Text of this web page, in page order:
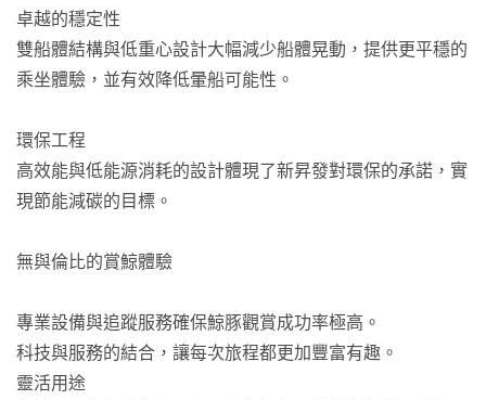
卓越的穩定性
雙船體結構與低重心設計大幅減少船體晃動，提供更平穩的
乘坐體驗，並有效降低暈船可能性。
環保工程
高效能與低能源消耗的設計體現了新昇發對環保的承諾，實
現節能減碳的目標。
無與倫比的賞鯨體驗
專業設備與追蹤服務確保鯨豚觀賞成功率極高。
科技與服務的結合，讓每次旅程都更加豐富有趣。
靈活用途